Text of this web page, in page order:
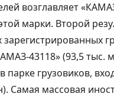
возглавляет
марки. Второй
зарегистрированных
43118» (93,5 тыс.
грузовиков,
Самая массовая